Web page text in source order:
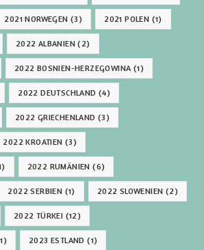
2021 NORWEGEN (3) 2021 POLEN (1)
2022 ALBANIEN (2)
2022 BOSNIEN-HERZEGOWINA (1)
2022 DEUTSCHLAND (4)
2022 GRIECHENLAND (3)
2022 KROATIEN (3)
2022 RUMÄNIEN (6)
2022 SERBIEN (1) 2022 SLOWENIEN (2)
2022 TÜRKEI (12)
2023 ESTLAND (1)